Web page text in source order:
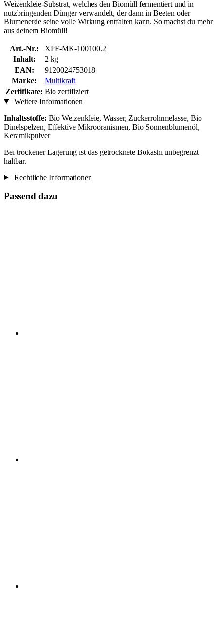
Weizenkleie-Substrat, welches den Biomüll fermentiert und in
nutzbringenden Dünger verwandelt, der dann in Beeten oder
Blumenerde seine volle Wirkung entfalten kann. So machst du mehr
aus deinem Biomüll!
Art.-Nr.:
XPF-MK-100100.2
Inhalt:
2 kg
EAN:
9120024753018
Marke:
Multikraft
Zertifikate: Bio zertifiziert
Weitere Informationen
Inhaltsstoffe: Bio Weizenkleie, Wasser, Zuckerrohrmelasse, Bio
Dinelspelzen, Effektive Mikrooranismen, Bio Sonnenblumenöl,
Keramikpulver
Bei trockener Lagerung ist das getrocknete Bokashi unbegrenzt
haltbar.
Rechtliche Informationen
Passend dazu